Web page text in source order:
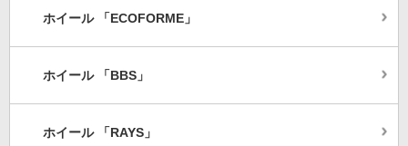
ホイール 「ECOFORME」
ホイール 「BBS」
ホイール 「RAYS」